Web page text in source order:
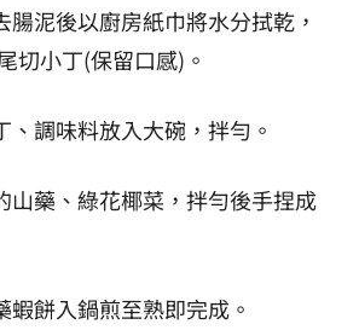
腸泥後以廚房紙巾將水分拭乾，
切小丁(保留口感)。
調味料放入大碗，拌勻。
山藥、綠花椰菜，拌勻後手捏成
餅入鍋煎至熟即完成。